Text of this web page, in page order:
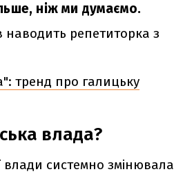
ніж ми думаємо.
наводить репетиторка з
тренд про галицьку
влада?
влади системно змінювала